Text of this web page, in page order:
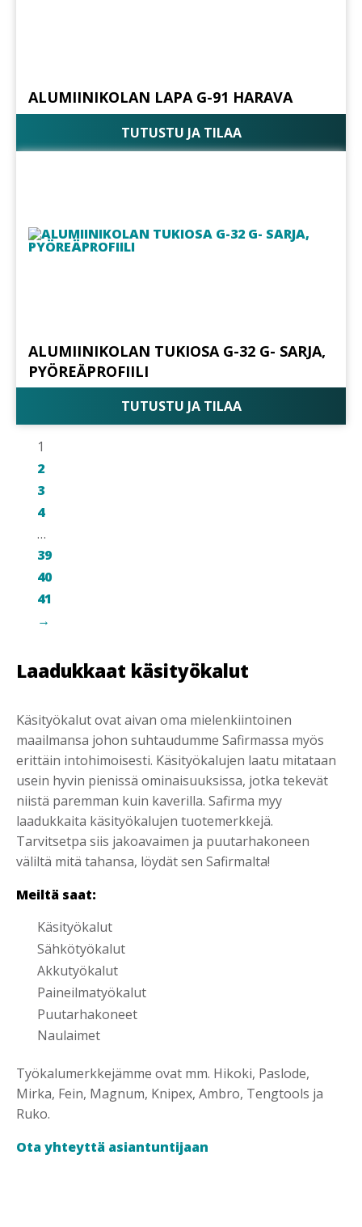
ALUMIINIKOLAN LAPA G-91 HARAVA
TUTUSTU JA TILAA
ALUMIINIKOLAN TUKIOSA G-32 G- SARJA,
PYÖREÄPROFIILI
TUTUSTU JA TILAA
1
2
3
4
…
39
40
41
→
Laadukkaat käsityökalut
Käsityökalut ovat aivan oma mielenkiintoinen
maailmansa johon suhtaudumme Safirmassa myös
erittäin intohimoisesti. Käsityökalujen laatu mitataan
usein hyvin pienissä ominaisuuksissa, jotka tekevät
niistä paremman kuin kaverilla. Safirma myy
laadukkaita käsityökalujen tuotemerkkejä.
Tarvitsetpa siis jakoavaimen ja puutarhakoneen
väliltä mitä tahansa, löydät sen Safirmalta!
Meiltä saat:
Käsityökalut
Sähkötyökalut
Akkutyökalut
Paineilmatyökalut
Puutarhakoneet
Naulaimet
Työkalumerkkejämme ovat mm. Hikoki, Paslode,
Mirka, Fein, Magnum, Knipex, Ambro, Tengtools ja
Ruko.
Ota yhteyttä asiantuntijaan